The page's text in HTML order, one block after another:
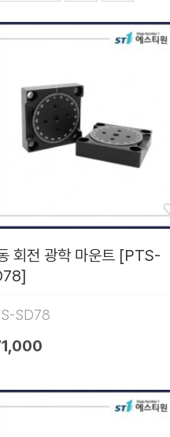
회전 광학 마운트 [PTS-
SD78